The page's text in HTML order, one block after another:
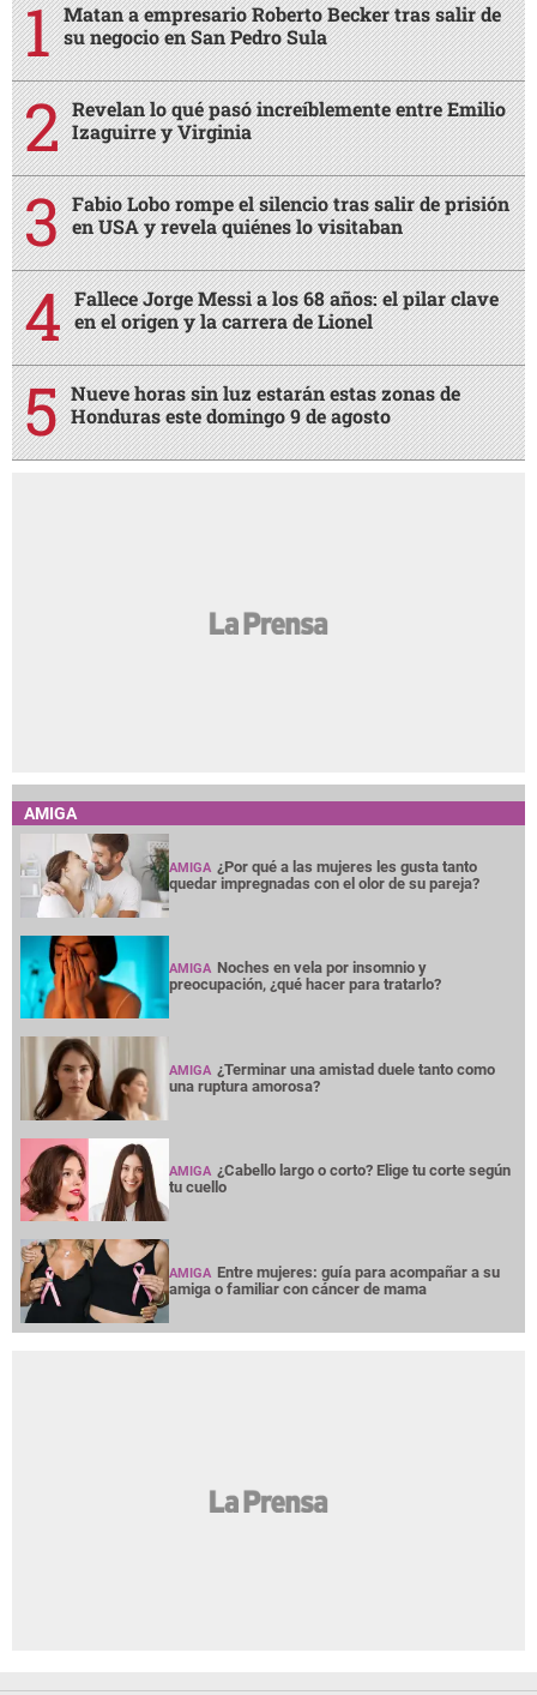
Matan a empresario Roberto Becker tras salir de
su negocio en San Pedro Sula
Revelan lo qué pasó increíblemente entre Emilio
Izaguirre y Virginia
Fabio Lobo rompe el silencio tras salir de prisión
en USA y revela quiénes lo visitaban
Fallece Jorge Messi a los 68 años: el pilar clave
en el origen y la carrera de Lionel
Nueve horas sin luz estarán estas zonas de
Honduras este domingo 9 de agosto
AMIGA
AMIGA ¿Por qué a las mujeres les gusta tanto
quedar impregnadas con el olor de su pareja?
AMIGA Noches en vela por insomnio y
preocupación, ¿qué hacer para tratarlo?
AMIGA ¿Terminar una amistad duele tanto como
una ruptura amorosa?
AMIGA ¿Cabello largo o corto? Elige tu corte según
tu cuello
AMIGA Entre mujeres: guía para acompañar a su
amiga o familiar con cáncer de mama